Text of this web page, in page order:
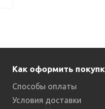
Как оформить
Способы оплаты
Условия доставки